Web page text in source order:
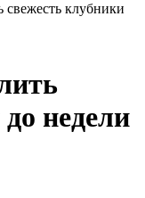
свежесть клубники
недели